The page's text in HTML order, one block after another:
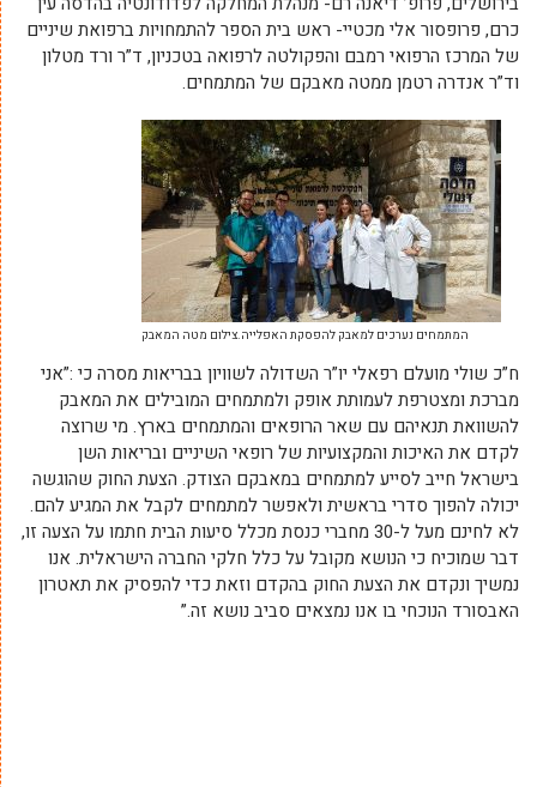
כרם, פרופסור אלי מכטיי- ראש בית הספר להתמחויות ברפואת שיניים
של המרכז הרפואי רמבם והפקולטה לרפואה בטכניון, ד”ר ורד מטלון
וד”ר אנדרה רטמן ממטה מאבקם של המתמחים.
המתמחים נערכים למאבק להפסקת האפלייה.צילום מטה המאבק
ח”כ שולי מועלם רפאלי יו”ר השדולה לשוויון בבריאות מסרה כי :”אני
מברכת ומצטרפת לעמותת אופק ולמתמחים המובילים את המאבק
להשוואת תנאיהם עם שאר הרופאים והמתמחים בארץ. מי שרוצה
לקדם את האיכות והמקצועיות של רופאי השיניים ובריאות השן
בישראל חייב לסייע למתמחים במאבקם הצודק. הצעת החוק שהוגשה
יכולה להפוך סדרי בראשית ולאפשר למתמחים לקבל את המגיע להם.
לא לחינם מעל ל-30 מחברי כנסת מכלל סיעות הבית חתמו על הצעה זו,
דבר שמוכיח כי הנושא מקובל על כלל חלקי החברה הישראלית. אנו
נמשיך ונקדם את הצעת החוק בהקדם וזאת כדי להפסיק את תאטרון
האבסורד הנוכחי בו אנו נמצאים סביב נושא זה.”